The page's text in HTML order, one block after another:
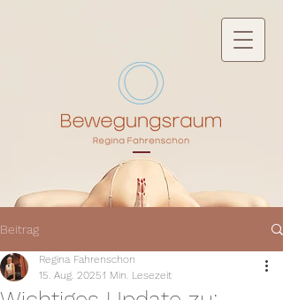
Beitrag
Regina Fahrenschon
15. Aug. 20251 Min. Lesezeit